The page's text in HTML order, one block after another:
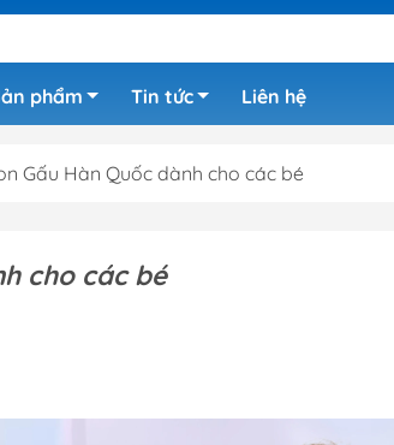
phẩm Tin tức Liên hệ
Gấu Hàn Quốc dành cho các bé
cho các bé